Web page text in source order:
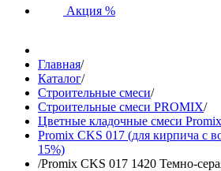
Акция %
Главная/
Каталог/
Строительные смеси/
Строительные смеси PROMIX/
Цветные кладочные смеси Promix
Promix CKS 017 (для кирпича с
15%)
/Promix CKS 017 1420 Темно-